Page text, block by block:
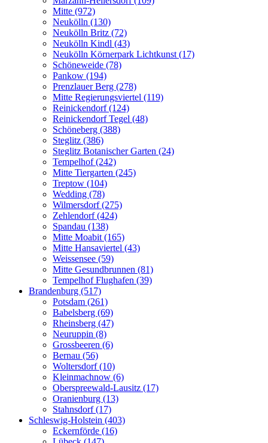
Mitte (972)
Neukölln (130)
Neukölln Britz (72)
Neukölln Kindl (43)
Neukölln Körnerpark Lichtkunst (17)
Schöneweide (78)
Pankow (194)
Prenzlauer Berg (278)
Mitte Regierungsviertel (119)
Reinickendorf (124)
Reinickendorf Tegel (48)
Schöneberg (388)
Steglitz (386)
Steglitz Botanischer Garten (24)
Tempelhof (242)
Mitte Tiergarten (245)
Treptow (104)
Wedding (78)
Wilmersdorf (275)
Zehlendorf (424)
Spandau (138)
Mitte Moabit (165)
Mitte Hansaviertel (43)
Weissensee (59)
Mitte Gesundbrunnen (81)
Tempelhof Flughafen (39)
Brandenburg (517)
Potsdam (261)
Babelsberg (69)
Rheinsberg (47)
Neuruppin (8)
Grossbeeren (6)
Bernau (56)
Woltersdorf (10)
Kleinmachnow (6)
Oberspreewald-Lausitz (17)
Oranienburg (13)
Stahnsdorf (17)
Schleswig-Holstein (403)
Eckernförde (16)